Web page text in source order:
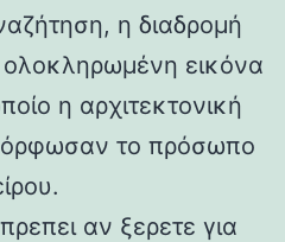
η διαδρομή
εικόνα
η αρχιτεκτονική
το πρόσωπο
αν ξερετε για